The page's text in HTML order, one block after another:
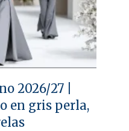
2026/27 |
en gris perla,